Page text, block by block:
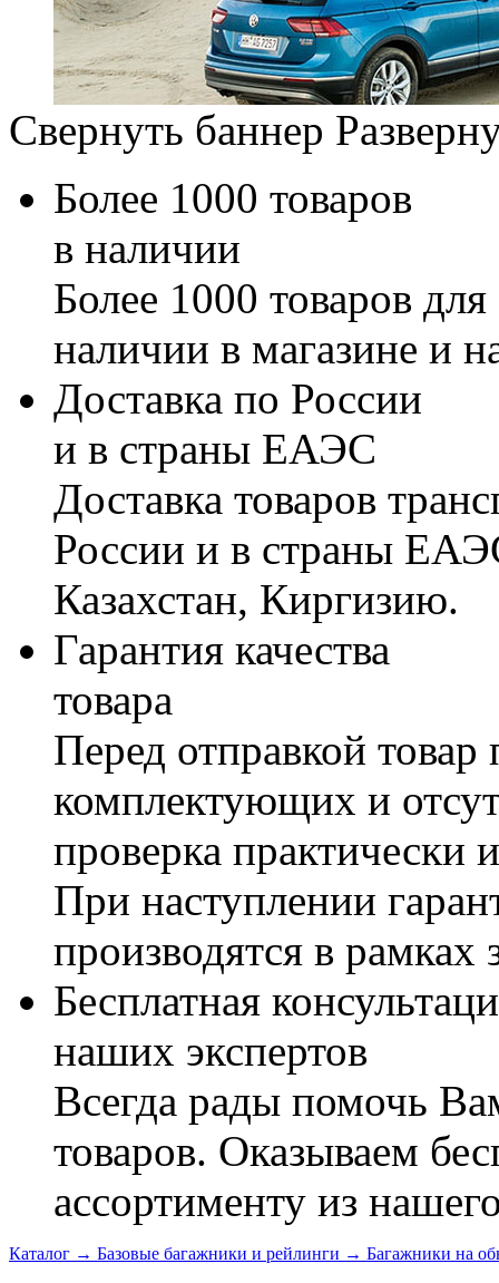
Свернуть баннер
Более 1000 товаров
в наличии
Более 1000 товаров
наличии в магазине и
Доставка по России
и в страны ЕАЭС
Доставка товаров
России и в страны
Казахстан, Киргизию.
Гарантия качества
товара
Перед отправкой товар
комплектующих и
проверка практически
При наступлении
производятся в рамках
Бесплатная
наших экспертов
Всегда рады помочь
товаров. Оказываем
ассортименту из
Каталог → Базовые багажники и рейлинги → Багажники на